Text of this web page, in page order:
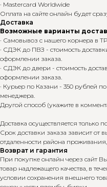
· Mastercard Worldwide
Оплата на сайте онлайн будет
Доставка
Возможные варианты
· Самовывоз с нашего корнера в
· СДЭК до ПВЗ - стоимость
оформлении заказа.
· СДЭК до двери - стоимость
оформлении заказа.
· Курьер по Казани - 350 рублей
менеджера.
Другой способ (укажите в
Доставка осуществляется только
Срок доставки заказа зависит от
отдаленности района
Возврат и гарантия
При покупке онлайн через сайт
товар надлежащего качества, в
условии сохранения внешнего